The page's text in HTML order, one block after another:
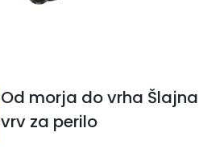
Od morja do vrha Šlajna
vrv za perilo